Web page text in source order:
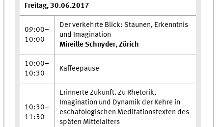
Freitag, 30.06.2017
09:00–
10:00
Der verkehrte Blick: Staunen, Erkenntnis
und Imagination
Mireille Schnyder, Zürich
10:00–
10:30
Kaffeepause
10:30–
11:30
Erinnerte Zukunft. Zu Rhetorik,
Imagination und Dynamik der Kehre in
eschatologischen Meditationstexten des
späten Mittelalters